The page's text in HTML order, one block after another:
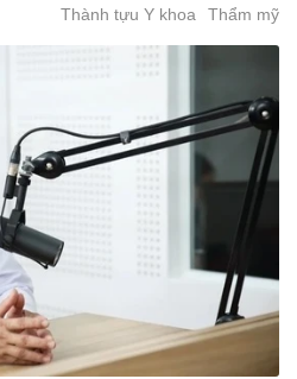
Thành tựu Y khoa Thẩm mỹ